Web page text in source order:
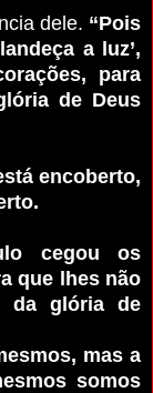
dele. “Pois
a luz’,
para
de Deus
encoberto,
cegou os
que lhes não
da glória de
mas a
somos